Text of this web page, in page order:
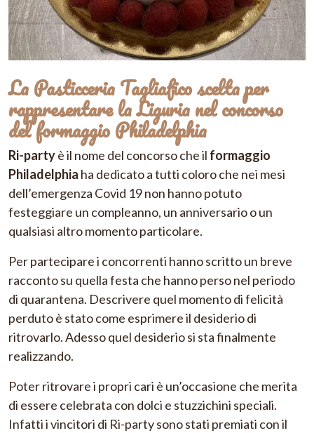
La Pasticceria Tagliafico scelta per
rappresentare la Liguria nel concorso
del formaggio Philadelphia
Ri-partyè il nome del concorso che il formaggio
Philadelphia ha dedicato a tutti coloro che nei mesi
dell’emergenza Covid 19 non hanno potuto
festeggiare un compleanno, un anniversario o un
qualsiasi altro momento particolare.
Per partecipare i concorrenti hanno scritto un breve
racconto su quella festa che hanno perso nel periodo
di quarantena. Descrivere quel momento di felicità
perduto è stato come esprimere il desiderio di
ritrovarlo. Adesso quel desiderio si sta finalmente
realizzando.
Poter ritrovare i propri cari è un’occasione che merita
di essere celebrata con dolci e stuzzichini speciali.
Infatti i vincitori di Ri-party sono stati premiati con il